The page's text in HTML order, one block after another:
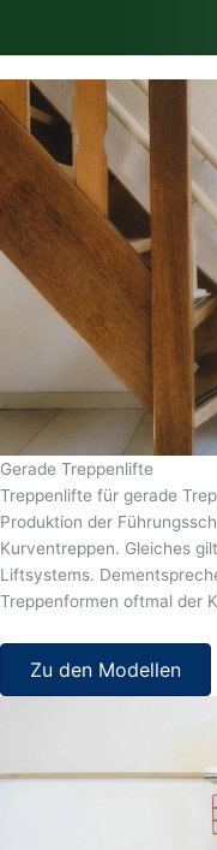
Gerade Treppenlifte
Treppenlifte für gerade
Produktion der
Kurventreppen. Gleiches
Liftsystems.
Treppenformen oftmal der
Zu den Modellen